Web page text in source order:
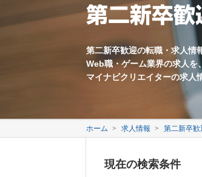
第二新卒歓
第二新卒歓迎の転職・求人情
Web職・ゲーム業界の求人を
マイナビクリエイターの求人
ホーム 求人情報 第二新卒歓
現在の検索条件
Webコーダー Web
Webライター ECサ
モバイル制作 映像
ゲーム系
ゲームプロデューサー ゲー
ゲームプログラマー ゲー
新卒歓迎 第二
年齢不問 採用
フレックス勤務 完全
退職
中国語を活かす 韓国
会社に関するキーワード
すべてのワードを含む いずれかのワードを